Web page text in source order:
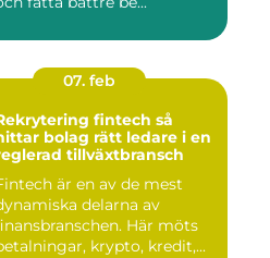
07. feb
fintech så
bolag rätt ledare i en
tillväxtbransch
är en av de mest
delarna av
Här möts
krypto, kredit,...